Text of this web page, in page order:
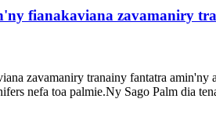
fianakaviana zavamaniry
zavamaniry tranainy fantatra
nefa toa palmie.Ny Sago Palm dia